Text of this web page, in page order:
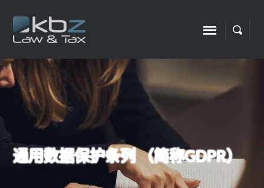
通用数据保护条列 （简称GDPR）